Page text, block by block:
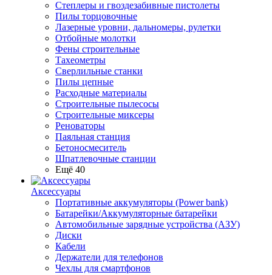
Степлеры и гвоздезабивные пистолеты
Пилы торцовочные
Лазерные уровни, дальномеры, рулетки
Отбойные молотки
Фены строительные
Тахеометры
Сверлильные станки
Пилы цепные
Расходные материалы
Строительные пылесосы
Строительные миксеры
Реноваторы
Паяльная станция
Бетоносмеситель
Шпатлевочные станции
Ещё 40
Аксессуары
Портативные аккумуляторы (Power bank)
Батарейки/Аккумуляторные батарейки
Автомобильные зарядные устройства (АЗУ)
Диски
Кабели
Держатели для телефонов
Чехлы для смартфонов